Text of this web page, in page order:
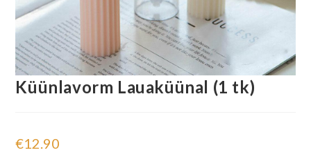
Küünlavorm Lauaküünal (1 tk)
€12.90